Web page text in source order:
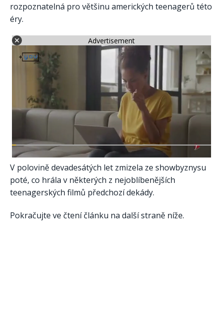
rozpoznatelná pro většinu amerických teenagerů této
éry.
Advertisement
V polovině devadesátých let zmizela ze showbyznysu
poté, co hrála v některých z nejoblíbenějších
teenagerských filmů předchozí dekády.
Pokračujte ve čtení článku na další straně níže.